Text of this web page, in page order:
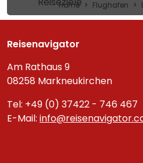
Home Flughafen
Reisenavigator
Am Rathaus 9
08258 Markneukirchen
Tel: +49 (0) 37422 - 746 467
E-Mail: